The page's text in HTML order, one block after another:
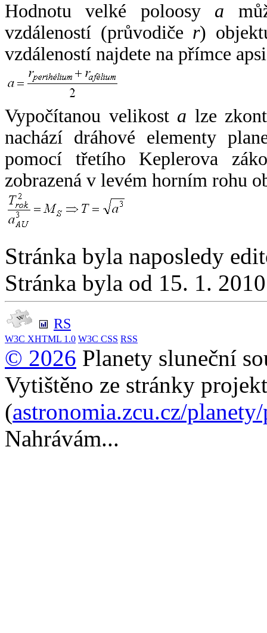
Hodnotu velké poloosy a
vzdáleností (průvodiče r)
vzdáleností najdete na přímce
Vypočítanou velikost a lze
nachází dráhové elementy
pomocí třetího Keplerova
zobrazená v levém horním rohu
Stránka byla naposledy
Stránka byla od 15. 1.
RS
W3C XHTML 1.0 W3C CSS RSS
© 2026 Planety sluneční
Vytištěno ze stránky
(astronomia.zcu.cz/
Nahrávám...